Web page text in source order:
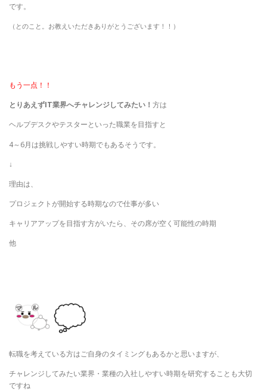
です。
（とのこと。お教えいただきありがとうございます！！）
もう一点！！
とりあえずIT業界へチャレンジしてみたい！ 方は
ヘルプデスクやテスターといった職業を目指すと
4～6月は挑戦しやすい時期でもあるそうです。
↓
理由は、
プロジェクトが開始する時期なので仕事が多い
キャリアアップを目指す方がいたら、その席が空く可能性の時期
他
転職を考えている方はご自身のタイミングもあるかと思いますが、
チャレンジしてみたい業界・業種の入社しやすい時期を研究することも大切
ですね